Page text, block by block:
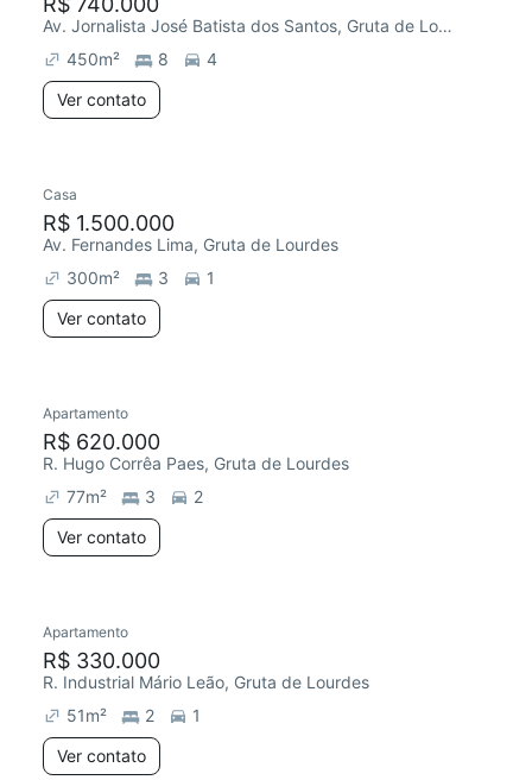
Av. Jornalista José Batista dos Santos, Gruta de Lourdes
450m² 8
4
Ver contato
Casa
R$ 1.500.000
Av. Fernandes Lima, Gruta de Lourdes
300m² 3
1
Ver contato
Apartamento
R$ 620.000
R. Hugo Corrêa Paes, Gruta de Lourdes
77m² 3
2
Ver contato
Apartamento
R$ 330.000
R. Industrial Mário Leão, Gruta de Lourdes
51m² 2
1
Ver contato